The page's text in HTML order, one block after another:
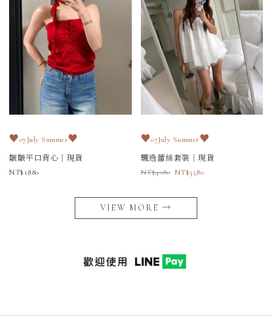
♥07July Summer♥
皺皺平口背心｜現貨
1880
♥07July Summer♥
飄逸蕾絲套裝｜現貨
4080
3580
VIEW MORE →